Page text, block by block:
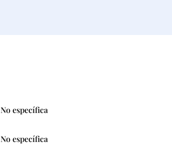
No específica
No específica